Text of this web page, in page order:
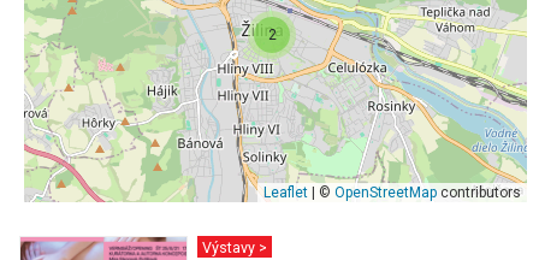
2
Leaflet | © OpenStreetMap contributors
Výstavy >